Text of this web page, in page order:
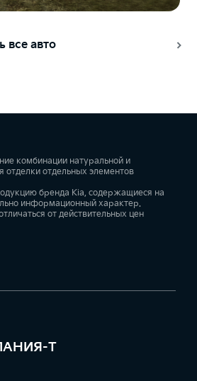
все авто
комбинации натуральной и
отделки отдельных элементов
бренда Kia, содержащиеся на
информационный характер.
от действительных цен
Т